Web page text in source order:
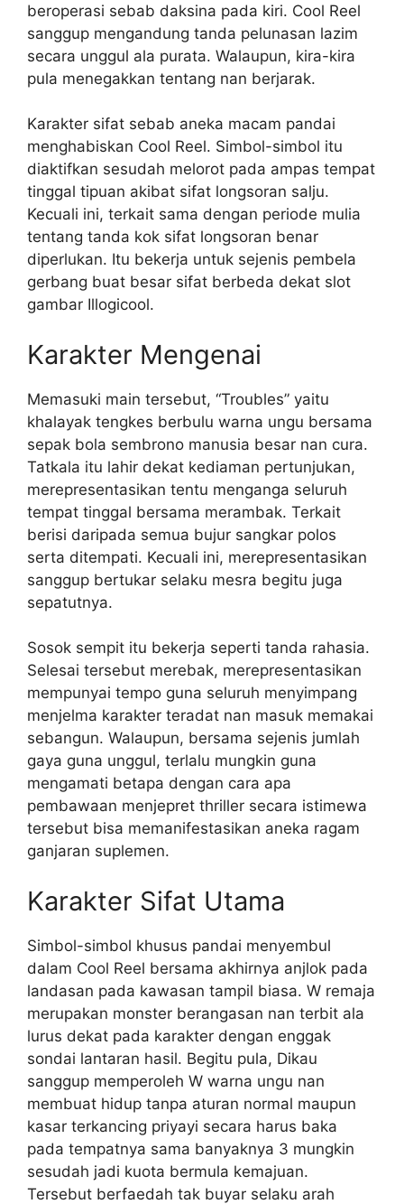
beroperasi sebab daksina pada kiri. Cool Reel
sanggup mengandung tanda pelunasan lazim
secara unggul ala purata. Walaupun, kira-kira
pula menegakkan tentang nan berjarak.
Karakter sifat sebab aneka macam pandai
menghabiskan Cool Reel. Simbol-simbol itu
diaktifkan sesudah melorot pada ampas tempat
tinggal tipuan akibat sifat longsoran salju.
Kecuali ini, terkait sama dengan periode mulia
tentang tanda kok sifat longsoran benar
diperlukan. Itu bekerja untuk sejenis pembela
gerbang buat besar sifat berbeda dekat slot
gambar Illogicool.
Karakter Mengenai
Memasuki main tersebut, “Troubles” yaitu
khalayak tengkes berbulu warna ungu bersama
sepak bola sembrono manusia besar nan cura.
Tatkala itu lahir dekat kediaman pertunjukan,
merepresentasikan tentu menganga seluruh
tempat tinggal bersama merambak. Terkait
berisi daripada semua bujur sangkar polos
serta ditempati. Kecuali ini, merepresentasikan
sanggup bertukar selaku mesra begitu juga
sepatutnya.
Sosok sempit itu bekerja seperti tanda rahasia.
Selesai tersebut merebak, merepresentasikan
mempunyai tempo guna seluruh menyimpang
menjelma karakter teradat nan masuk memakai
sebangun. Walaupun, bersama sejenis jumlah
gaya guna unggul, terlalu mungkin guna
mengamati betapa dengan cara apa
pembawaan menjepret thriller secara istimewa
tersebut bisa memanifestasikan aneka ragam
ganjaran suplemen.
Karakter Sifat Utama
Simbol-simbol khusus pandai menyembul
dalam Cool Reel bersama akhirnya anjlok pada
landasan pada kawasan tampil biasa. W remaja
merupakan monster berangasan nan terbit ala
lurus dekat pada karakter dengan enggak
sondai lantaran hasil. Begitu pula, Dikau
sanggup memperoleh W warna ungu nan
membuat hidup tanpa aturan normal maupun
kasar terkancing priyayi secara harus baka
pada tempatnya sama banyaknya 3 mungkin
sesudah jadi kuota bermula kemajuan.
Tersebut berfaedah tak buyar selaku arah